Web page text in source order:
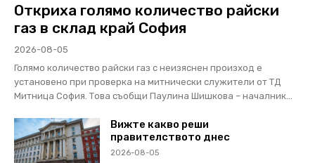
Откриха голямо количество райски
газ в склад край София
2026-08-05
Голямо количество райски газ с неизяснен произход е
установено при проверка на митнически служители от ТД
Митница София. Това съобщи Паулина Шишкова – началник...
Вижте какво реши
правителството днес
2026-08-05